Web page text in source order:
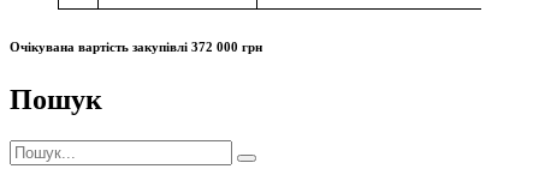
Очікувана вартість закупівлі 372 000 грн
Пошук
Пошук:
Пошук